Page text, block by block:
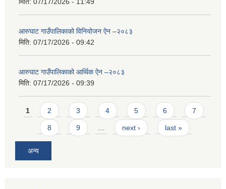
मिति: 07/17/2026 - 11:49
आरुघाट गाउँपालिकाको विनियोजन ऐन –२०८३
मिति: 07/17/2026 - 09:42
आरुघाट गाउँपालिकाको आर्थिक ऐन –२०८३
मिति: 07/17/2026 - 09:39
Pages
1 2 3 4 5 6 7
8 9 next › last »
अन्य